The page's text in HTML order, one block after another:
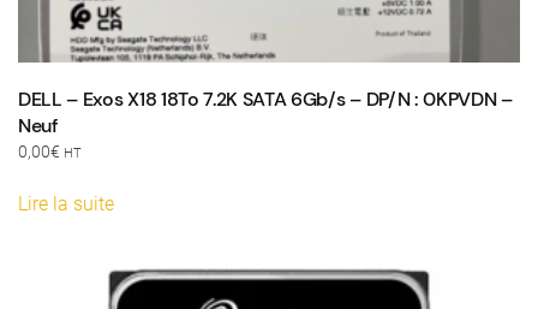
DELL – Exos X18 18To 7.2K SATA 6Gb/s – DP/N : 0KPVDN –
Neuf
0,00€ HT
Lire la suite